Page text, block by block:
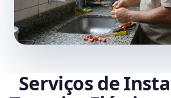
Serviços de